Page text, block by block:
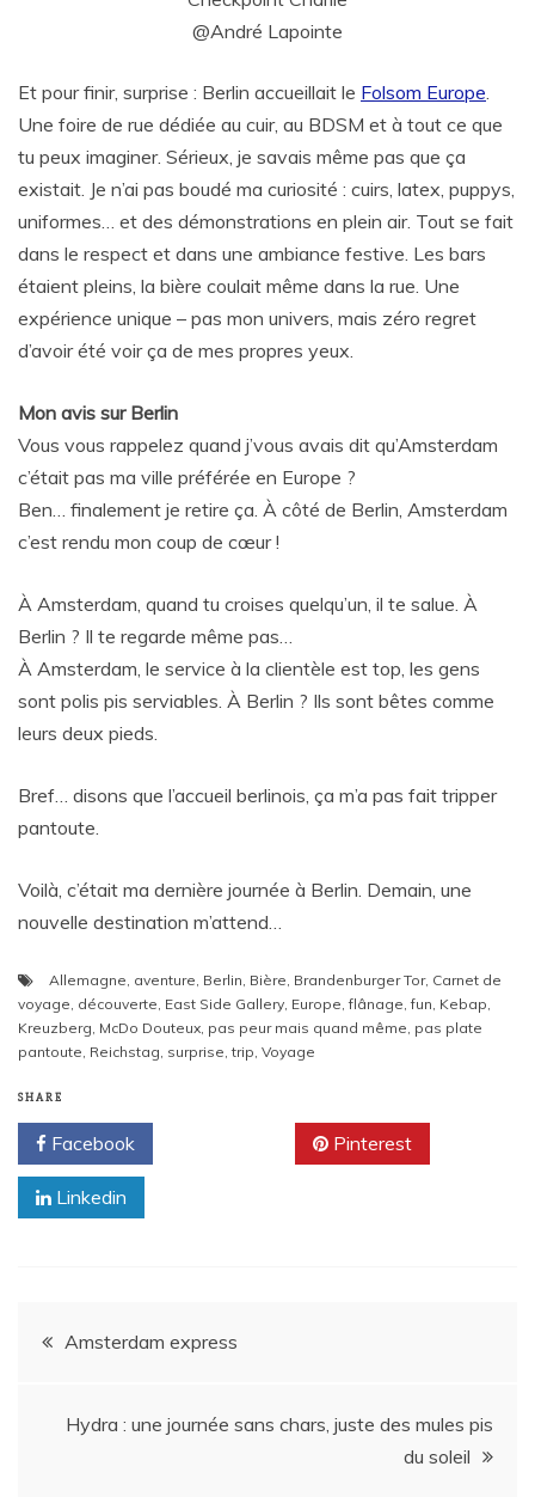
@André Lapointe
Et pour finir, surprise : Berlin accueillait le Folsom Europe.
Une foire de rue dédiée au cuir, au BDSM et à tout ce que
tu peux imaginer. Sérieux, je savais même pas que ça
existait. Je n’ai pas boudé ma curiosité : cuirs, latex, puppys,
uniformes… et des démonstrations en plein air. Tout se fait
dans le respect et dans une ambiance festive. Les bars
étaient pleins, la bière coulait même dans la rue. Une
expérience unique – pas mon univers, mais zéro regret
d’avoir été voir ça de mes propres yeux.
Mon avis sur Berlin
Vous vous rappelez quand j’vous avais dit qu’Amsterdam
c’était pas ma ville préférée en Europe ?
Ben… finalement je retire ça. À côté de Berlin, Amsterdam
c’est rendu mon coup de cœur !
À Amsterdam, quand tu croises quelqu’un, il te salue. À
Berlin ? Il te regarde même pas…
À Amsterdam, le service à la clientèle est top, les gens
sont polis pis serviables. À Berlin ? Ils sont bêtes comme
leurs deux pieds.
Bref… disons que l’accueil berlinois, ça m’a pas fait tripper
pantoute.
Voilà, c’était ma dernière journée à Berlin. Demain, une
nouvelle destination m’attend…
Allemagne, aventure, Berlin, Bière, Brandenburger Tor, Carnet de
voyage, découverte, East Side Gallery, Europe,flânage,fun, Kebap,
Kreuzberg, McDo Douteux, pas peur mais quand même, pas plate
pantoute, Reichstag, surprise,trip, Voyage
SHARE
Facebook Pinterest
Linkedin
Navigation
Amsterdam express
Hydra : une journée sans chars, juste des mules pis
du soleil